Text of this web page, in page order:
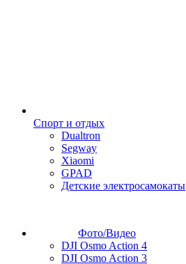
Спорт и отдых
Dualtron
Segway
Xiaomi
GPAD
Детские электросамокаты
Фото/Видео
DJI Osmo Action 4
DJI Osmo Action 3